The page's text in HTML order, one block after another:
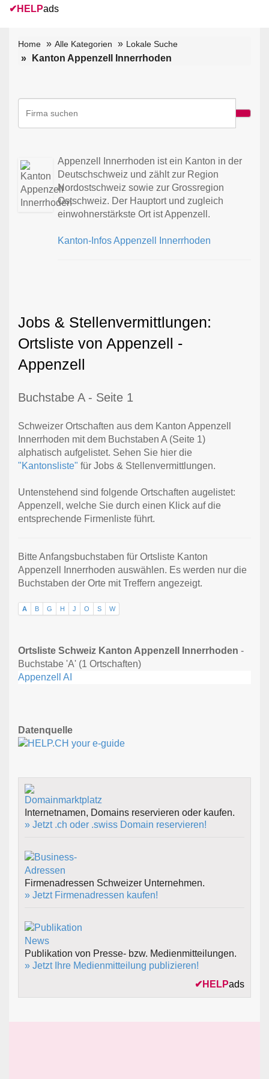
✔ HELPads
Home Alle Kategorien Lokale Suche
Kanton Appenzell Innerrhoden
Appenzell Innerrhoden ist ein Kanton in der
Deutschschweiz und zählt zur Region
Nordostschweiz sowie zur Grossregion
Ostschweiz. Der Hauptort und zugleich
einwohnerstärkste Ort ist Appenzell.
Kanton-Infos Appenzell Innerrhoden
Jobs & Stellenvermittlungen:
Ortsliste von Appenzell -
Appenzell
Buchstabe A - Seite 1
Schweizer Ortschaften aus dem Kanton Appenzell
Innerrhoden mit dem Buchstaben A (Seite 1)
alphatisch aufgelistet. Sehen Sie hier die
"Kantonsliste" für Jobs & Stellenvermittlungen.
Untenstehend sind folgende Ortschaften augelistet:
Appenzell, welche Sie durch einen Klick auf die
entsprechende Firmenliste führt.
Bitte Anfangsbuchstaben für Ortsliste Kanton
Appenzell Innerrhoden auswählen. Es werden nur die
Buchstaben der Orte mit Treffern angezeigt.
A B G H J O S W
Ortsliste Schweiz Kanton Appenzell Innerrhoden -
Buchstabe 'A' (1 Ortschaften)
Appenzell AI
Datenquelle
Internetnamen, Domains reservieren oder kaufen.
» Jetzt .ch oder .swiss Domain reservieren!
Firmenadressen Schweizer Unternehmen.
» Jetzt Firmenadressen kaufen!
Publikation von Presse- bzw. Medienmitteilungen.
» Jetzt Ihre Medienmitteilung publizieren!
✔ HELPads